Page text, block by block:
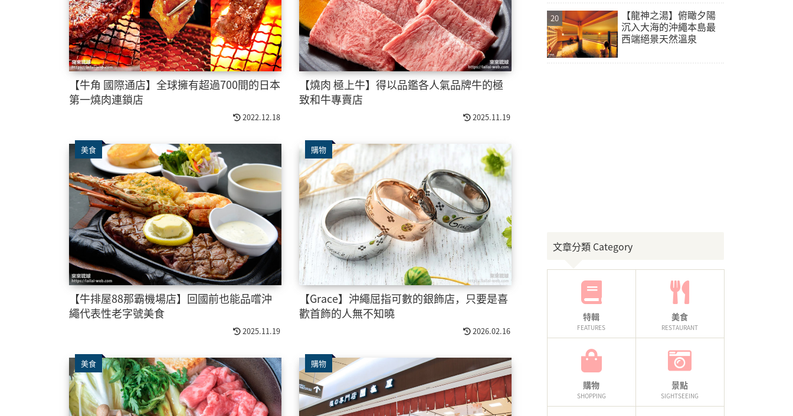
【牛角 國際通店】全球擁有超過700間的日本
第一燒肉連鎖店
2022.12.18
【燒肉 極上牛】得以品鑑各人氣品牌牛的極
致和牛專賣店
2025.11.19
美食
【牛排屋88那霸機場店】回國前也能品嚐沖
繩代表性老字號美食
2025.11.19
購物
【Grace】沖繩屈指可數的銀飾店，只要是喜
歡首飾的人無不知曉
2026.02.16
美食 購物
【龍神之湯】俯瞰夕陽
沉入大海的沖繩本島最
西端絕景天然溫泉
文章分類 Category
特輯
FEATURES
美食
RESTAURANT
購物
SHOPPING
景點
SIGHTSEEING